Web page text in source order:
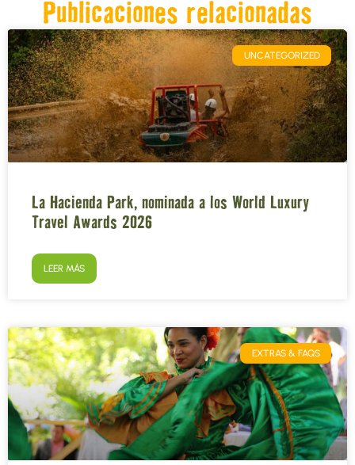
Publicaciones relacionadas
UNCATEGORIZED
La Hacienda Park, nominada a los World Luxury
Travel Awards 2026
LEER MÁS
EXTRAS & FAQS